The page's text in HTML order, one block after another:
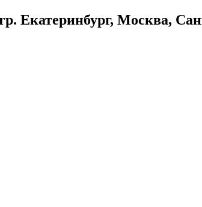
Екатеринбург, Москва,